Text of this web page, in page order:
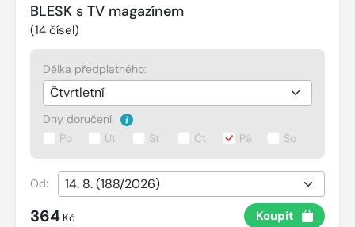
BLESK s TV magazínem
(14 čísel)
Délka předplatného:
Dny doručení:
Po
Út St Čt Pá So
Od:
364 Kč Koupit